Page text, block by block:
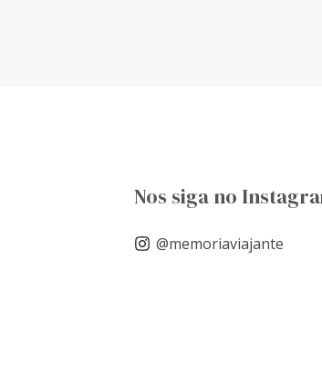
Nos siga no
@memoriaviajante